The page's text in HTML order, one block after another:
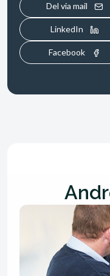
Del via mail
LinkedIn
Facebook